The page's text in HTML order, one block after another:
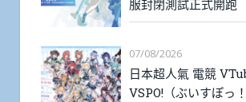
服封閉測試正式開跑
07/08/2026
日本超人氣 電競
VSPO!（ぶいすぽっ